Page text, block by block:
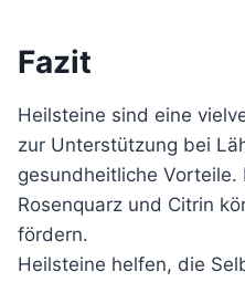
Fazit
Heilsteine sind eine
zur Unterstützung bei
gesundheitliche
Rosenquarz und Citrin
fördern.
Heilsteine helfen, die